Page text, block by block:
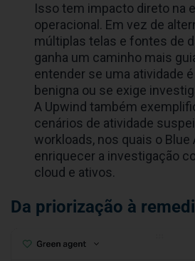
Isso tem impacto direto na
operacional. Em vez de
múltiplas telas e fontes de
ganha um caminho mais
entender se uma atividade
benigna ou se exige
A Upwind também
cenários de atividade
workloads, nos quais o Blue
enriquecer a investigação
cloud e ativos.
Da priorização à